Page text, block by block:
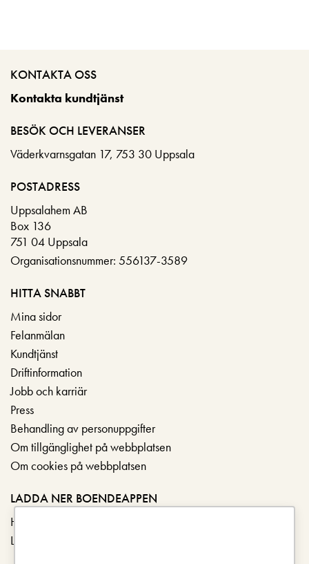
KONTAKTA OSS
Kontakta kundtjänst
BESÖK OCH LEVERANSER
Väderkvarnsgatan 17, 753 30 Uppsala
POSTADRESS
Uppsalahem AB
Box 136
751 04 Uppsala
Organisationsnummer: 556137-3589
HITTA SNABBT
Mina sidor
Felanmälan
Kundtjänst
Driftinformation
Jobb och karriär
Press
Behandling av personuppgifter
Om tillgänglighet på webbplatsen
Om cookies på webbplatsen
LADDA NER BOENDEAPPEN
Hämta i App Store
Ladda ner på Google Play